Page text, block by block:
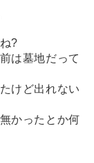
?
は墓地だって
けど出れない
かったとか何